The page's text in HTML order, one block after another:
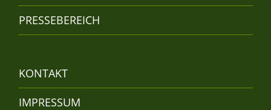
PRESSEBEREICH
KONTAKT
IMPRESSUM